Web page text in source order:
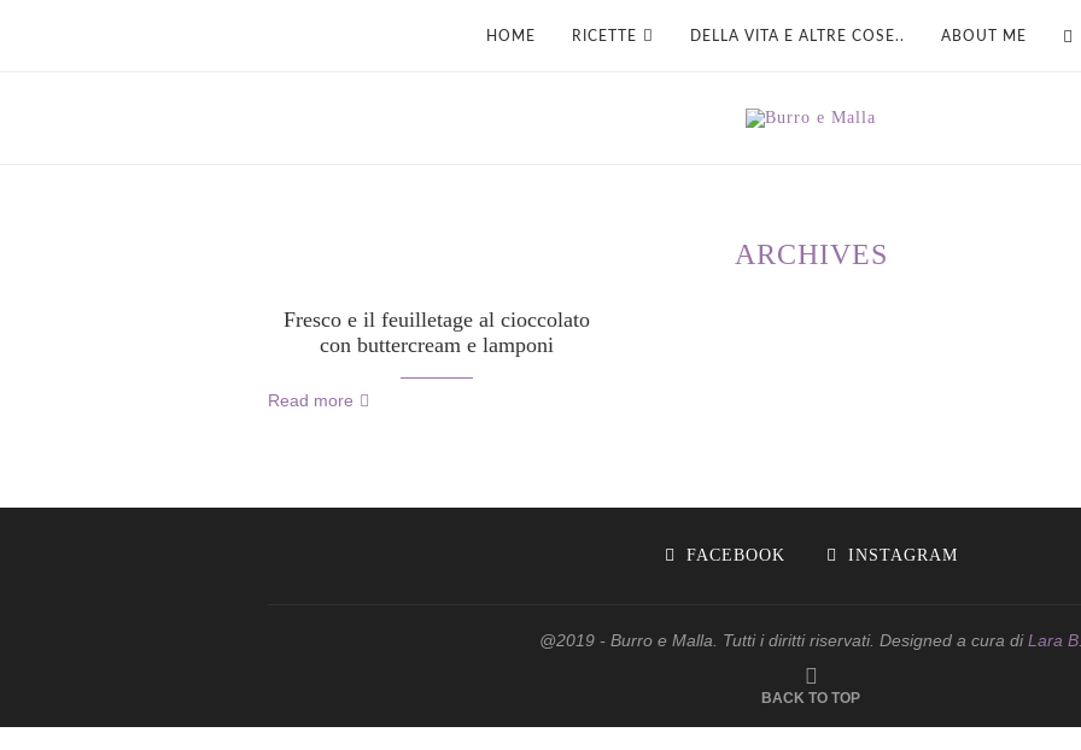
HOME RICETTE DELLA VITA E ALTRE COSE.. ABOUT ME
ARCHIVES
Fresco e il feuilletage al cioccolato
con buttercream e lamponi
Read more
FACEBOOK INSTAGRAM
@2019 - Burro e Malla. Tutti i diritti riservati. Designed a cura diLara
BACK TO TOP